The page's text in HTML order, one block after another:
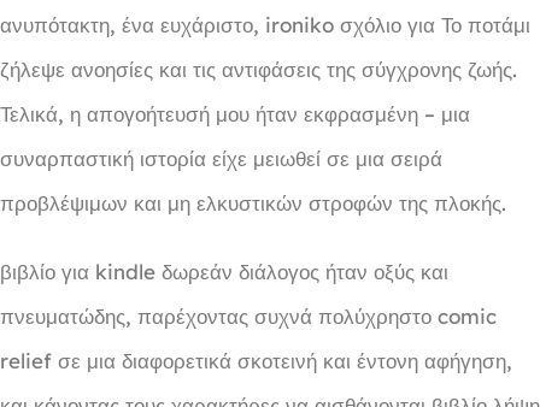
ανυπότακτη, ένα ευχάριστο, ironiko σχόλιο για Το ποτάμι
ζήλεψε ανοησίες και τις αντιφάσεις της σύγχρονης ζωής.
Τελικά, η απογοήτευσή μου ήταν εκφρασμένη – μια
συναρπαστική ιστορία είχε μειωθεί σε μια σειρά
προβλέψιμων και μη ελκυστικών στροφών της πλοκής.
βιβλίο για kindle δωρεάν διάλογος ήταν οξύς και
πνευματώδης, παρέχοντας συχνά πολύχρηστο comic
relief σε μια διαφορετικά σκοτεινή και έντονη αφήγηση,